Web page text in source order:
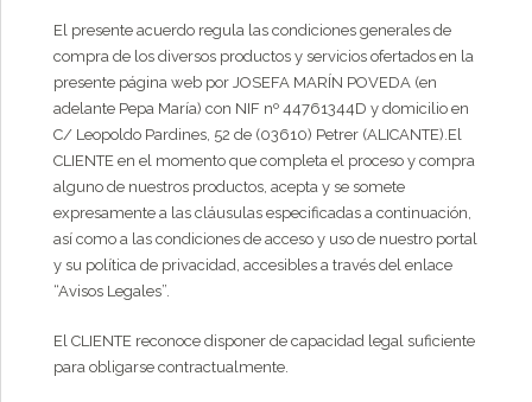
El presente acuerdo regula las condiciones generales de
compra de los diversos productos y servicios ofertados en la
presente página web por JOSEFA MARÍN POVEDA (en
adelante Pepa María) con NIF nº 44761344D y domicilio en
C/ Leopoldo Pardines, 52 de (03610) Petrer (ALICANTE).El
CLIENTE en el momento que completa el proceso y compra
alguno de nuestros productos, acepta y se somete
expresamente a las cláusulas especificadas a continuación,
así como a las condiciones de acceso y uso de nuestro portal
y su política de privacidad, accesibles a través del enlace
“Avisos Legales”.
El CLIENTE reconoce disponer de capacidad legal suficiente
para obligarse contractualmente.